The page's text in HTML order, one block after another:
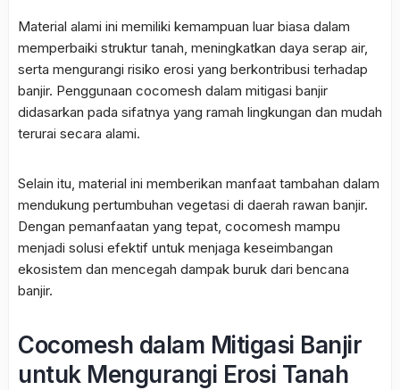
Material alami ini memiliki kemampuan luar biasa dalam
memperbaiki struktur tanah, meningkatkan daya serap air,
serta mengurangi risiko erosi yang berkontribusi terhadap
banjir. Penggunaan cocomesh dalam mitigasi banjir
didasarkan pada sifatnya yang ramah lingkungan dan mudah
terurai secara alami.
Selain itu, material ini memberikan manfaat tambahan dalam
mendukung pertumbuhan vegetasi di daerah rawan banjir.
Dengan pemanfaatan yang tepat, cocomesh mampu
menjadi solusi efektif untuk menjaga keseimbangan
ekosistem dan mencegah dampak buruk dari bencana
banjir.
Cocomesh dalam Mitigasi Banjir
untuk Mengurangi Erosi Tanah